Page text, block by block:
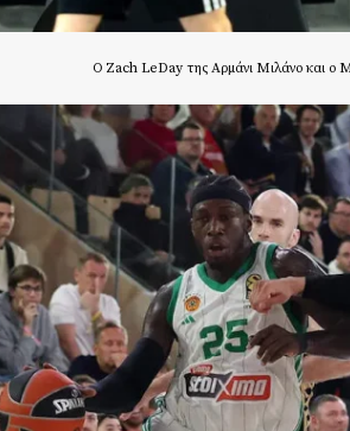
Ο Zach LeDay της Αρμάνι Μιλάνο και